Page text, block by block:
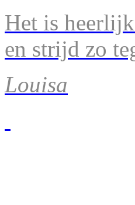
Het is
en strijd zo
Louisa